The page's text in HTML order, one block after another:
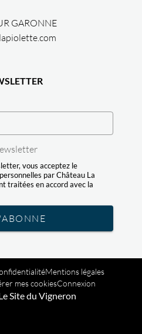
GARONNE
vous acceptez le
par Château La
traitées en accord avec la
Mentions légales
mes cookiesConnexion
Site du Vigneron